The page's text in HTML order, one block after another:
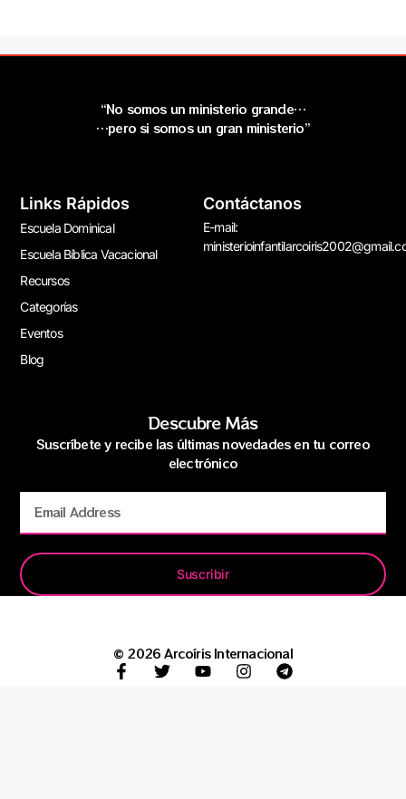
“No somos un ministerio grande…
…pero si somos un gran ministerio”
Links Rápidos
Escuela Dominical
Escuela Bíblica Vacacional
Recursos
Categorías
Eventos
Blog
Contáctanos
E-mail:
Descubre Más
Suscríbete y recibe las últimas novedades en tu correo
electrónico
Suscribir
© 2026 Arcoíris Internacional